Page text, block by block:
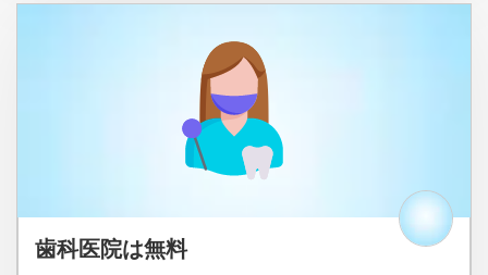
歯科医院は無料